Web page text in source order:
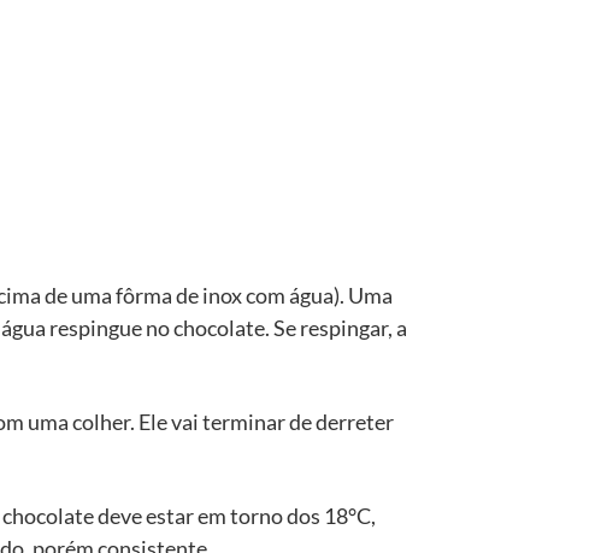
de uma fôrma de inox com água). Uma
respingue no chocolate. Se respingar, a
uma colher. Ele vai terminar de derreter
deve estar em torno dos 18°C,